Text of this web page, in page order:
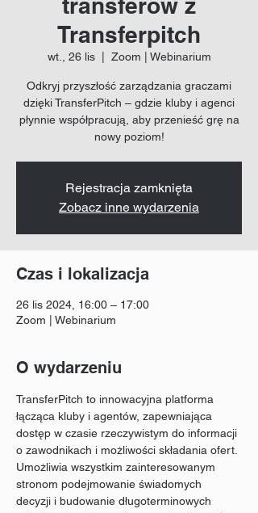
Transferpitch
wt., 26 lis
  |
Zoom | Webinarium
Odkryj przyszłość zarządzania graczami
dzięki TransferPitch – gdzie kluby i agenci
płynnie współpracują, aby przenieść grę na
nowy poziom!
Rejestracja zamknięta
Zobacz inne wydarzenia
Czas i lokalizacja
26 lis 2024, 16:00 – 17:00
Zoom | Webinarium
O wydarzeniu
TransferPitch to innowacyjna platforma
łącząca kluby i agentów, zapewniająca
dostęp w czasie rzeczywistym do informacji
o zawodnikach i możliwości składania ofert.
Umożliwia wszystkim zainteresowanym
stronom podejmowanie świadomych
decyzji i budowanie długoterminowych